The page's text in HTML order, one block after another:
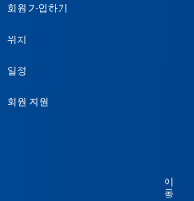
회원 가입하기
위치
일정
회원 지원
이
동